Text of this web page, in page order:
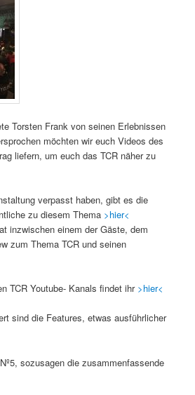
Torsten Frank von seinen Erlebnissen
möchten wir euch Videos des
liefern, um euch das TCR näher zu
verpasst haben, gibt es die
zu diesem Thema >hier<
inzwischen einem der Gäste, dem
zum Thema TCR und seinen
TCR Youtube- Kanals findet ihr >hier<
sind die Features, etwas ausführlicher
sozusagen die zusammenfassende